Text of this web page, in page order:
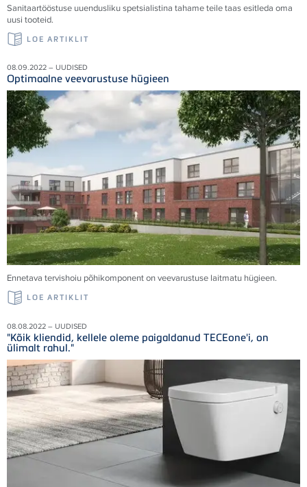
Sanitaartööstuse uuendusliku spetsialistina tahame teile taas esitleda oma
uusi tooteid.
LOE ARTIKLIT
08.09.2022 – UUDISED
Optimaalne veevarustuse hügieen
Ennetava tervishoiu põhikomponent on veevarustuse laitmatu hügieen.
LOE ARTIKLIT
08.08.2022 – UUDISED
"Kõik kliendid, kellele oleme paigaldanud TECEone'i, on
ülimalt rahul."